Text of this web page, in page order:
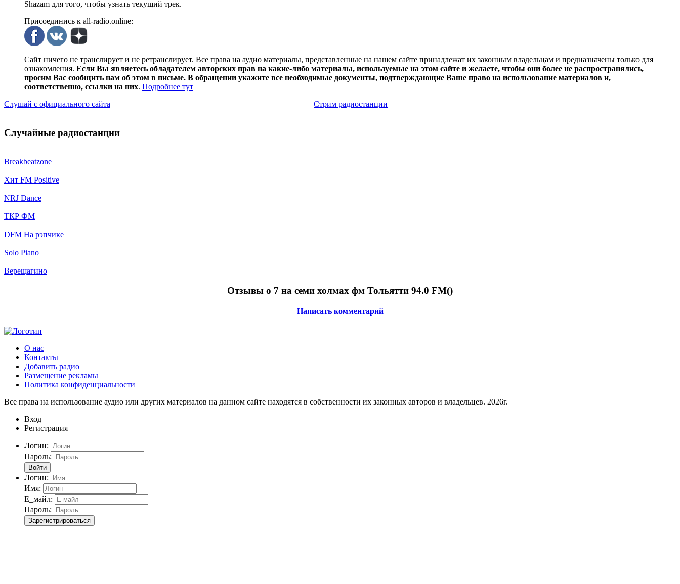
Shazam для того, чтобы узнать текущий трек.
Присоединись к all-radio.online:
Сайт ничего не транслирует и не ретранслирует. Все права на аудио материалы, представленные на нашем сайте принадлежат их законным владельцам и предназначены только для
ознакомления. Если Вы являетесь обладателем авторских прав на какие-либо материалы, используемые на этом сайте и желаете, чтобы они более не распространялись,
просим Вас сообщить нам об этом в письме. В обращении укажите все необходимые документы, подтверждающие Ваше право на использование материалов и,
соответственно, ссылки на них. Подробнее тут
Слушай с официального сайта
Стрим радиостанции
Случайные радиостанции
Breakbeatzone
Хит FM Positive
NRJ Dance
ТКР ФМ
DFM На рэпчике
Solo Piano
Верещагино
Отзывы о 7 на семи холмах фм Тольятти 94.0 FM()
Написать комментарий
О нас
Контакты
Добавить радио
Размещение рекламы
Политика конфиденциальности
Все права на использование аудио или других материалов на данном сайте находятся в собственности их законных авторов и владельцев. 2026г.
Вход
Регистрация
Логин:
Пароль:
Войти
Логин:
Имя:
Е_майл:
Пароль:
Зарегистрироваться